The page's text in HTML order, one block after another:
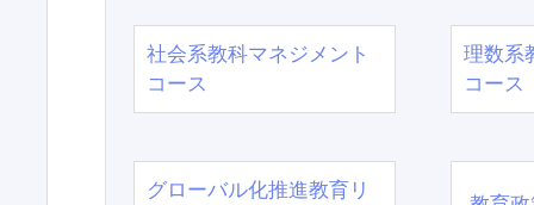
社会系教科マネジメント
コース
理数系
コース
グローバル化推進教育リ